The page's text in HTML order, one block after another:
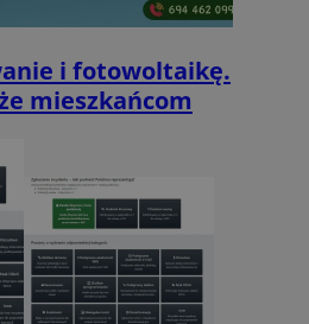
i fotowoltaikę.
mieszkańcom